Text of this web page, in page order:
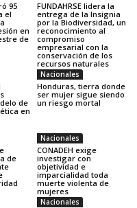
95
el
en
de
FUNDAHRSE lidera la
entrega de la Insignia
por la Biodiversidad, un
reconocimiento al
compromiso
empresarial con la
conservación de los
recursos naturales
de
en
Nacionales
Honduras, tierra donde
ser mujer sigue siendo
un riesgo mortal
de
Nacionales
CONADEH exige
investigar con
objetividad e
imparcialidad toda
muerte violenta de
mujeres
Nacionales